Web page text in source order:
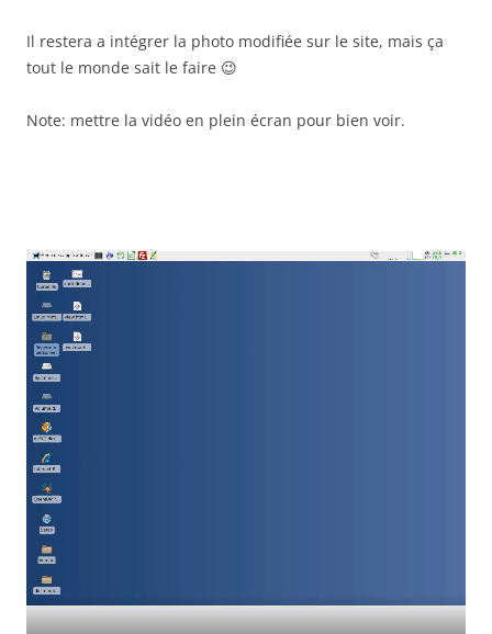
Il restera a intégrer la photo modifiée sur le site, mais ça
tout le monde sait le faire 😉
Note: mettre la vidéo en plein écran pour bien voir.